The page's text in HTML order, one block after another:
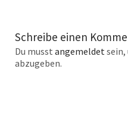
Schreibe einen
Du musst angemeldet
abzugeben.